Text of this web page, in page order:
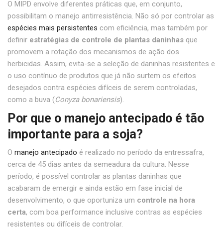
O MIPD envolve diferentes práticas que, em conjunto,
possibilitam o manejo antirresistência. Não só por controlar as
espécies mais persistentes com eficiência, mas também por
definir estratégias de controle de plantas daninhas que
promovem a rotação dos mecanismos de ação dos
herbicidas. Assim, evita-se a seleção de daninhas resistentes e
o uso contínuo de produtos que já não surtem os efeitos
desejados contra espécies difíceis de serem controladas,
como a buva (Conyza bonariensis).
Por que o manejo antecipado é tão
importante para a soja?
O manejo antecipado é realizado no período da entressafra,
cerca de 45 dias antes da semeadura da cultura. Nesse
período, é possível controlar as plantas daninhas que
acabaram de emergir e ainda estão em fase inicial de
desenvolvimento, o que oportuniza um controle na hora
certa, com boa performance inclusive contras as espécies
resistentes ou difíceis de controlar.